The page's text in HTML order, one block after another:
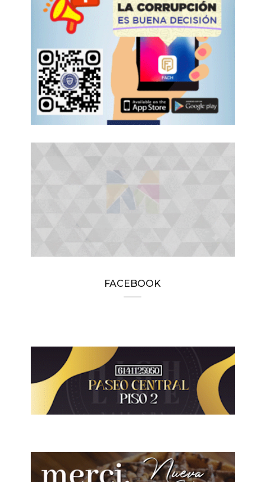
FACEBOOK